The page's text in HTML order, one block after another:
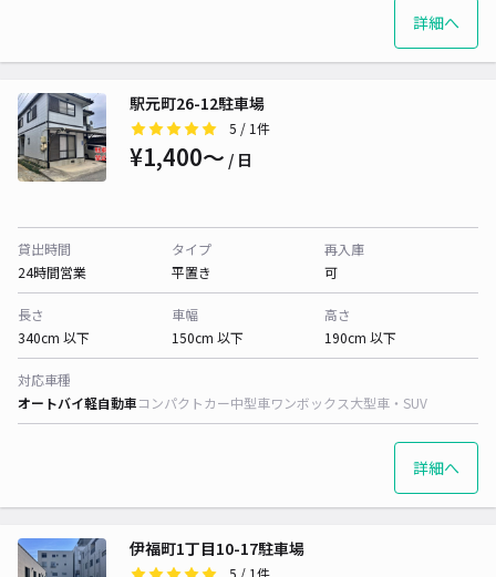
詳細へ
駅元町26-12駐車場
5 / 1件
¥1,400〜 / 日
貸出時間
24時間営業
タイプ
平置き
再入庫
可
長さ
340cm 以下
車幅
150cm 以下
高さ
190cm 以下
対応車種
オートバイ軽自動車コンパクトカー中型車ワンボックス大型車・SUV
詳細へ
伊福町1丁目10-17駐車場
5 / 1件